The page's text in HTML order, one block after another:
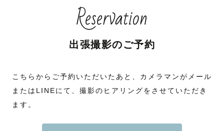
Reservation
出張撮影のご予約
こちらからご予約いただいたあと、カメラマンがメール
またはLINEにて、撮影のヒアリングをさせていただき
ます。